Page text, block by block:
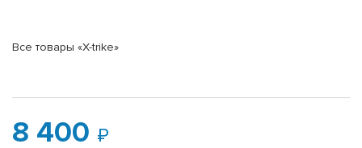
Все товары «X-trike»
8 400